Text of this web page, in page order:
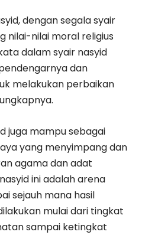
dengan segala syair
nilai-nilai moral religius
dalam syair nasyid
dan
melakukan perbaikan
juga mampu sebagai
yang menyimpang dan
agama dan adat
ini adalah arena
sejauh mana hasil
mulai dari tingkat
sampai ketingkat